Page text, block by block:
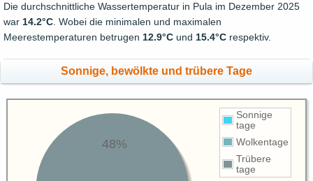
Die durchschnittliche Wassertemperatur in Pula im Dezember 2025
war 14.2°C . Wobei die minimalen und maximalen
Meerestemperaturen betrugen 12.9°C und 15.4°C respektiv.
Sonnige, bewölkte und trübere Tage
Sonnige
tage
Wolkentage
Trübere
tage
48%